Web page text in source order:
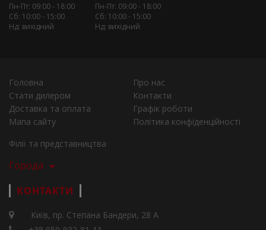
Пн-Пт: 09:00 - 18:00
Сб: 10:00 - 15:00
Нд: вихідний
Пн-Пт: 09:00 - 18:00
Сб: 10:00 - 15:00
Нд: вихідний
Головна
Про нас
Стати дилером
Контакти
Доставка та оплата
Графік роботи
Мапа сайту
Політика конфіденційності
Філії та представництва
Города
КОНТАКТИ
Київ, пр. Степана Бандери, 28 А